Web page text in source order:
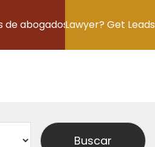
de abogadosLawyer? Get Leads